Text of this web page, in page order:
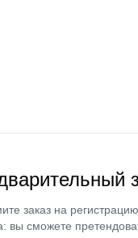
заказ на
вы сможете